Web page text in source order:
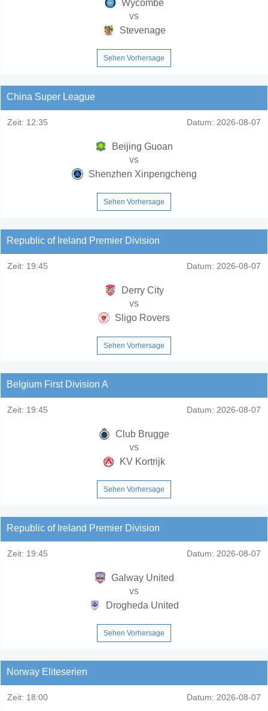
Wycombe
vs
Stevenage
Sehen Vorhersage
China Super League
Zeit: 12:35 Datum: 2026-08-07
Beijing Guoan
vs
Shenzhen Xinpengcheng
Sehen Vorhersage
Republic of Ireland Premier Division
Zeit: 19:45 Datum: 2026-08-07
Derry City
vs
Sligo Rovers
Sehen Vorhersage
Belgium First Division A
Zeit: 19:45 Datum: 2026-08-07
Club Brugge
vs
KV Kortrijk
Sehen Vorhersage
Republic of Ireland Premier Division
Zeit: 19:45 Datum: 2026-08-07
Galway United
vs
Drogheda United
Sehen Vorhersage
Norway Eliteserien
Zeit: 18:00 Datum: 2026-08-07